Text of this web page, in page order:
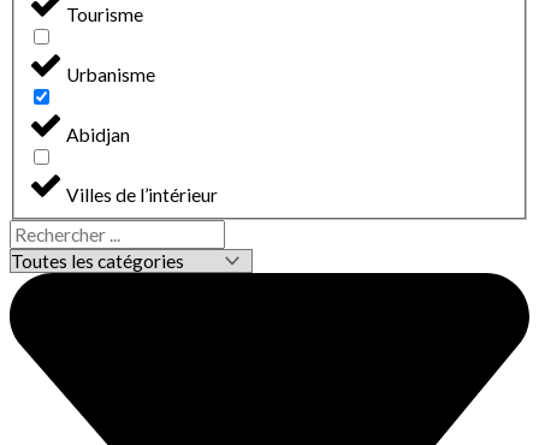
Tourisme
Urbanisme
Abidjan
Villes de l’intérieur